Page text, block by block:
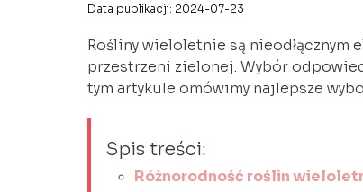
Data publikacji: 2024-07-23
Rośliny wieloletnie są
przestrzeni zielonej. Wybór
tym artykule omówimy najlepsze
Spis treści:
Różnorodność roślin